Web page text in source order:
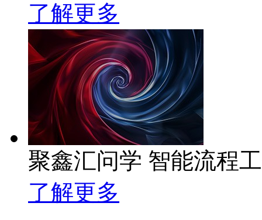
了解更多
聚鑫汇问学 智能流程
了解更多